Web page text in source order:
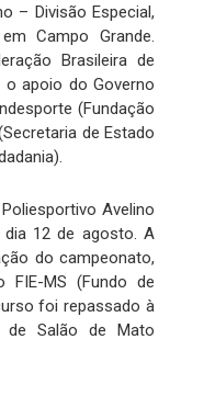
– Divisão Especial,
Campo Grande.
Brasileira de
o apoio do Governo
(Fundação
de Estado
Avelino
dia 12 de agosto. A
do campeonato,
MS (Fundo de
foi repassado à
de Salão de Mato